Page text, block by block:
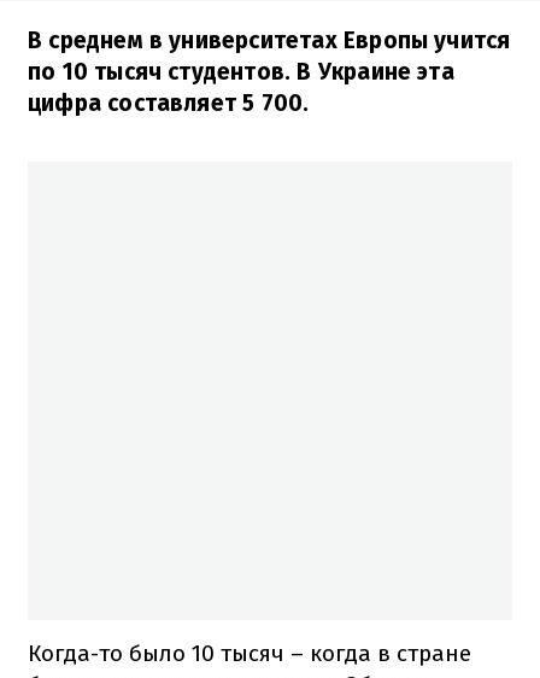
В среднем в университетах Европы учится
по 10 тысяч студентов. В Украине эта
цифра составляет 5 700.
Когда-то было 10 тысяч – когда в стране